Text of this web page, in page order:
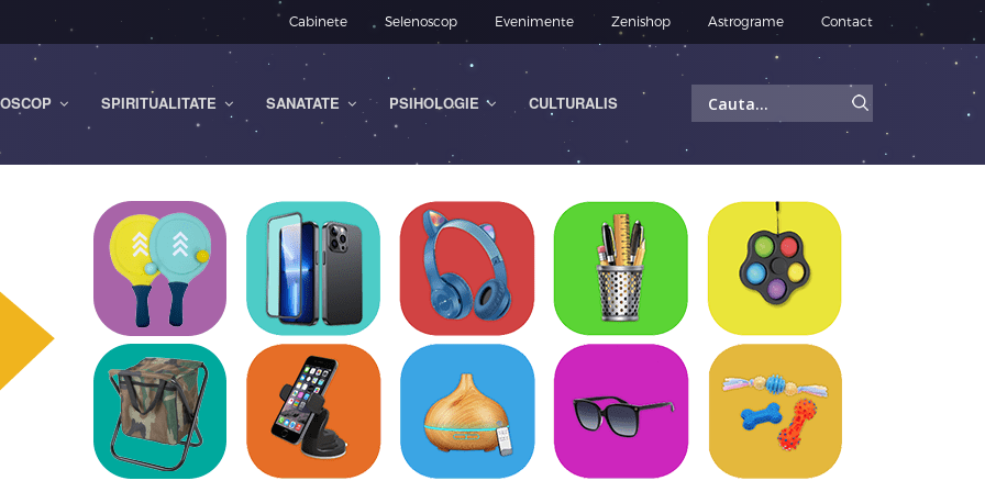
Cabinete Selenoscop Evenimente Zenishop Astrograme Contact
Caută
SPIRITUALITATE SANATATE PSIHOLOGIE CULTURALIS